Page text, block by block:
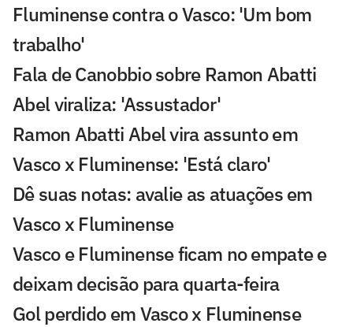
Fluminense contra o Vasco: 'Um bom
trabalho'
Fala de Canobbio sobre Ramon Abatti
Abel viraliza: 'Assustador'
Ramon Abatti Abel vira assunto em
Vasco x Fluminense: 'Está claro'
Dê suas notas: avalie as atuações em
Vasco x Fluminense
Vasco e Fluminense ficam no empate e
deixam decisão para quarta-feira
Gol perdido em Vasco x Fluminense